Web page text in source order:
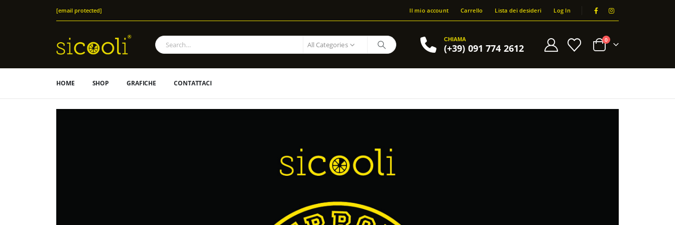
[email protected] Il mio account Carrello Lista dei desideri Log In
All Categories
CHIAMA
(+39) 091 774 2612
0
HOME SHOP GRAFICHE CONTATTACI